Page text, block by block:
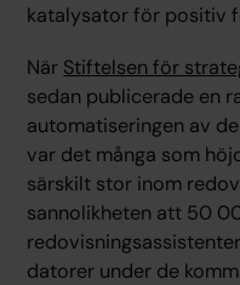
katalysator för positiv
När Stiftelsen för
sedan publicerade en
automatiseringen av
var det många som
särskilt stor inom
sannolikheten att 50
datorer under de